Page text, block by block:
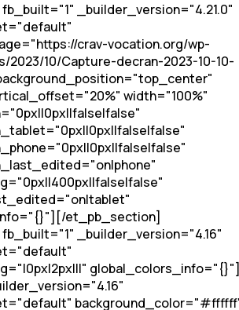
_builder_version="4.21.0"
crav-vocation.org/wp-
2023/10/Capture-decran-2023-10-10-
background_position="top_center"
width="100%"
et_pb_section]
_builder_version="4.16"